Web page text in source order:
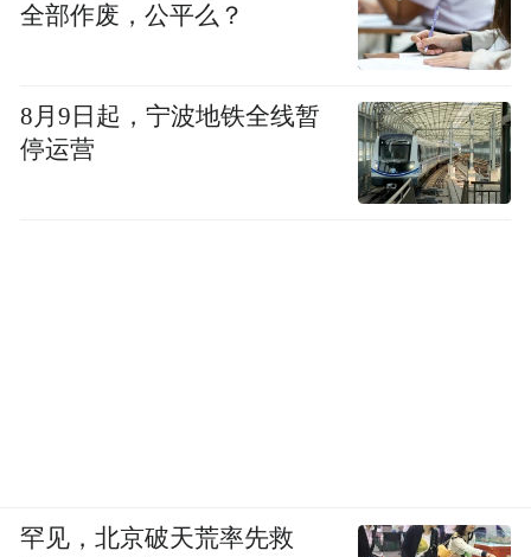
全部作废，公平么？
8月9日起，宁波地铁全线暂
停运营
罕见，北京破天荒率先救